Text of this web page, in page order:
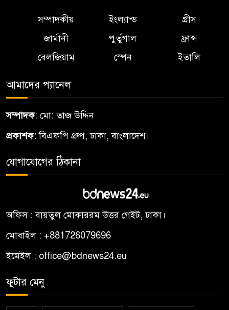
সম্পাদকীয় ইংল্যান্ড
গ্রীস
জার্মানী
পুর্তুগাল
ফ্রান্স
বেলজিয়াম
স্পেন ইতালি
আমাদের প্যানেল
সম্পাদক: মো: তাজ উদ্দিন
প্রকাশক:বিএফপি গ্রুপ, ঢাকা, বাংলাদেশ।
যোগাযোগের ঠিকানা
অফিস : বায়তুল মোকাররম উত্তর গেইট, ঢাকা।
মোবাইল : +881726079696
ইমেইল : office@bdnews24.eu
ফুটার মেনু